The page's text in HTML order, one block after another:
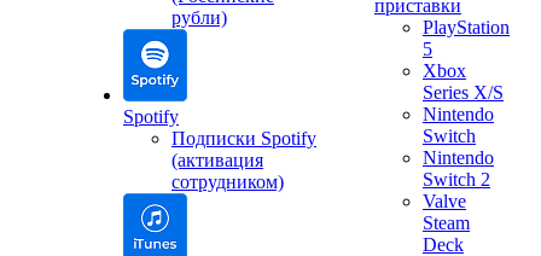
рубли)
Spotify
Подписки Spotify
(активация
сотрудником)
приставки
PlayStation
5
Xbox
Series X/S
Nintendo
Switch
Nintendo
Switch 2
Valve
Steam
Deck